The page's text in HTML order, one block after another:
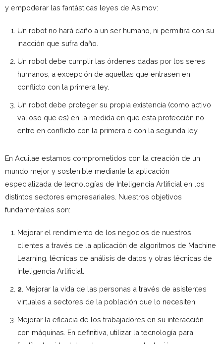
y empoderar las fantásticas leyes de Asimov:
Un robot no hará daño a un ser humano, ni permitirá con su
inacción que sufra daño.
Un robot debe cumplir las órdenes dadas por los seres
humanos, a excepción de aquellas que entrasen en
conflicto con la primera ley.
Un robot debe proteger su propia existencia (como activo
valioso que es) en la medida en que esta protección no
entre en conflicto con la primera o con la segunda ley.
En Acuilae estamos comprometidos con la creación de un
mundo mejor y sostenible mediante la aplicación
especializada de tecnologías de Inteligencia Artificial en los
distintos sectores empresariales. Nuestros objetivos
fundamentales son:
Mejorar el rendimiento de los negocios de nuestros
clientes a través de la aplicación de algoritmos de Machine
Learning, técnicas de análisis de datos y otras técnicas de
Inteligencia Artificial.
2 . Mejorar la vida de las personas a través de asistentes
virtuales a sectores de la población que lo necesiten.
Mejorar la eficacia de los trabajadores en su interacción
con máquinas. En definitiva, utilizar la tecnología para